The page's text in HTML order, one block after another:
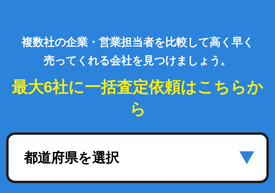
複数社の企業・営業担当者を比較して高く早く
売ってくれる会社を見つけましょう。
最大6社に一括査定依頼はこちらか
ら
都道府県を選択